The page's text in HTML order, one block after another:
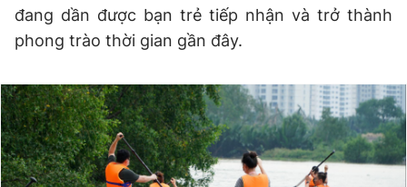
đang dần được bạn trẻ tiếp nhận và trở thành
phong trào thời gian gần đây.